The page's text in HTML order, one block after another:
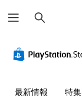
索
最新情報 特集